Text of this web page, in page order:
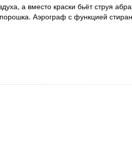
а вместо краски бьёт струя
Аэрограф с функцией